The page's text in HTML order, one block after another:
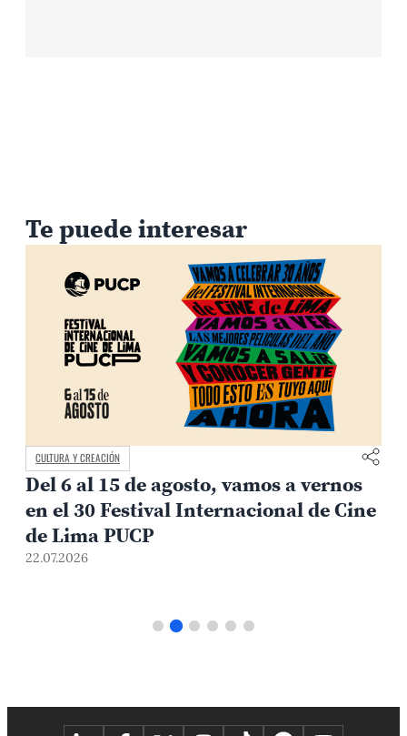
Te puede interesar
CULTURA Y CREACIÓN
Del 6 al 15 de agosto, vamos a vernos
en el 30 Festival Internacional de Cine
de Lima PUCP
22.07.2026